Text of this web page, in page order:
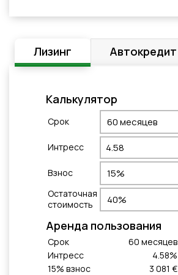
Лизинг Автокредит
Калькулятор
Cрок
Интресс
Взнос
Остаточная
стоимость
Aренда пользования
Cрок 60 месяцeв
Интресс
4.58%
15% взнос
3 081 €